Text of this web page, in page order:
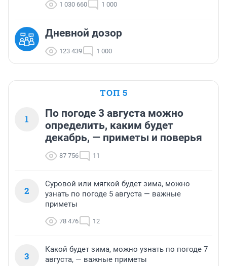
1 030 660 1 000
Дневной дозор
123 439 1 000
ТОП 5
1
По погоде 3 августа можно
определить, каким будет
декабрь, — приметы и поверья
87 756 11
2
Суровой или мягкой будет зима, можно
узнать по погоде 5 августа — важные
приметы
78 476 12
3
Какой будет зима, можно узнать по погоде 7
августа, — важные приметы